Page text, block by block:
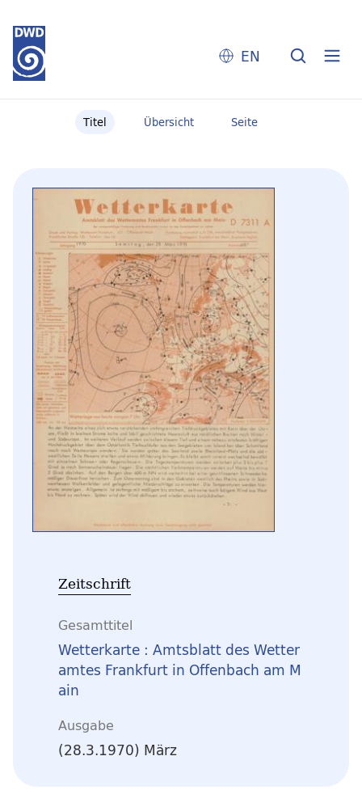
EN
Titel Übersicht Seite
Zeitschrift
Gesamttitel
Wetterkarte : Amtsblatt des Wetter
amtes Frankfurt in Offenbach am M
ain
Ausgabe
(28.3.1970) März